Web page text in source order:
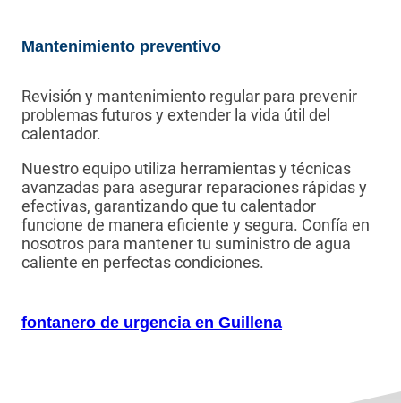
Mantenimiento preventivo
Revisión y mantenimiento regular para prevenir
problemas futuros y extender la vida útil del
calentador.
Nuestro equipo utiliza herramientas y técnicas
avanzadas para asegurar reparaciones rápidas y
efectivas, garantizando que tu calentador
funcione de manera eficiente y segura. Confía en
nosotros para mantener tu suministro de agua
caliente en perfectas condiciones.
fontanero de urgencia en Guillena